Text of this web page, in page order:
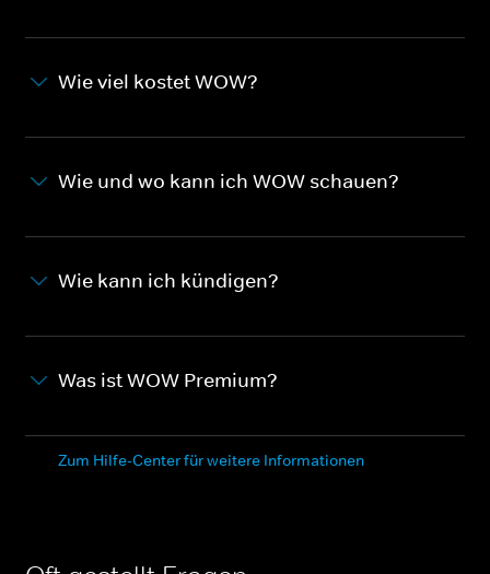
Wie viel kostet WOW?
Wie und wo kann ich WOW schauen?
Wie kann ich kündigen?
Was ist WOW Premium?
Zum Hilfe-Center für weitere Informationen